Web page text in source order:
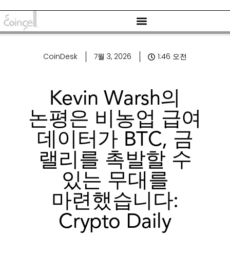
CoinDesk 7월 3, 2026 1:46 오전
Kevin Warsh의
논평은 비농업 급여
데이터가 BTC, 금
랠리를 촉발할 수
있는 무대를
마련했습니다:
Crypto Daily